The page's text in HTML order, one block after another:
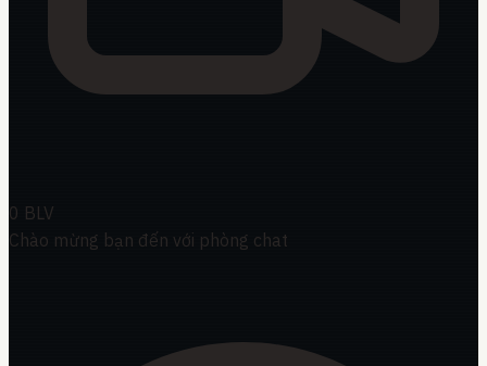
0 BLV
Chào mừng bạn đến với phòng chat